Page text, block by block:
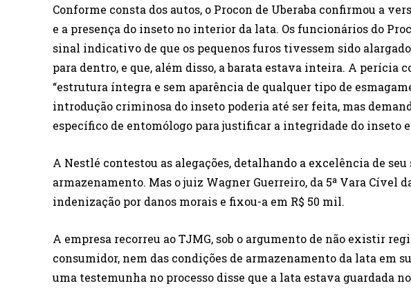
Conforme consta dos autos, o Procon de Uberaba confirmou a
e a presença do inseto no interior da lata. Os funcionários do
sinal indicativo de que os pequenos furos tivessem sido
para dentro, e que, além disso, a barata estava inteira. A perícia
“estrutura íntegra e sem aparência de qualquer tipo de
introdução criminosa do inseto poderia até ser feita, mas
específico de entomólogo para justificar a integridade do inseto
A Nestlé contestou as alegações, detalhando a excelência de seu
armazenamento. Mas o juiz Wagner Guerreiro, da 5ª Vara Cível
indenização por danos morais e fixou-a em R$ 50 mil.
A empresa recorreu ao TJMG, sob o argumento de não existir
consumidor, nem das condições de armazenamento da lata em
uma testemunha no processo disse que a lata estava guardada